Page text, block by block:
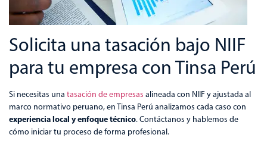
Solicita una tasación bajo NIIF
para tu empresa con Tinsa Perú
Si necesitas una tasación de empresas alineada con NIIF y ajustada al
marco normativo peruano, en Tinsa Perú analizamos cada caso con
experiencia local y enfoque técnico. Contáctanos y hablemos de
cómo iniciar tu proceso de forma profesional.